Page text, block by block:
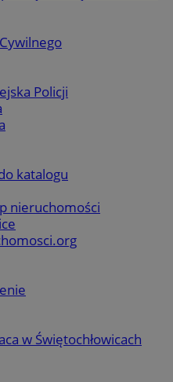
Policji
katalogu
nieruchomości
w Świętochłowicach